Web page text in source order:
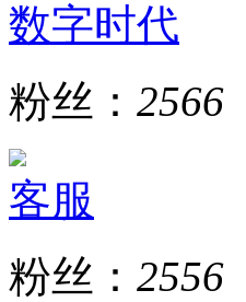
数字时代
粉丝： 2566
客服
粉丝： 2556